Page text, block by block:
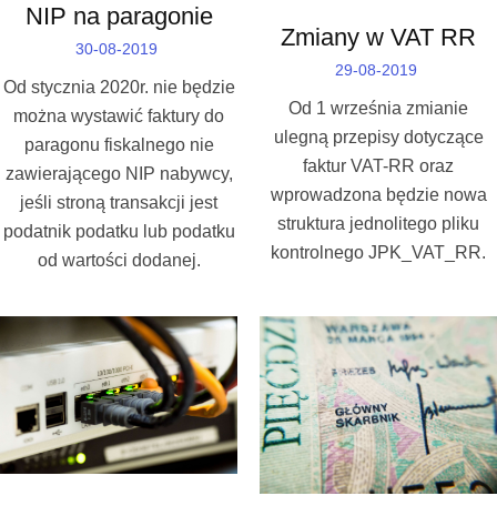
NIP na paragonie
30-08-2019
Od stycznia 2020r. nie będzie
można wystawić faktury do
paragonu fiskalnego nie
zawierającego NIP nabywcy,
jeśli stroną transakcji jest
podatnik podatku lub podatku
od wartości dodanej.
Zmiany w VAT RR
29-08-2019
Od 1 września zmianie
ulegną przepisy dotyczące
faktur VAT-RR oraz
wprowadzona będzie nowa
struktura jednolitego pliku
kontrolnego JPK_VAT_RR.